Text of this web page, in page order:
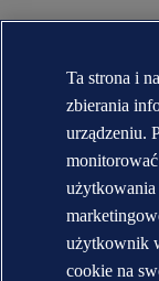
Ta strona i
zbierania
urządzeniu.
użytkowania
użytkownik
cookie na